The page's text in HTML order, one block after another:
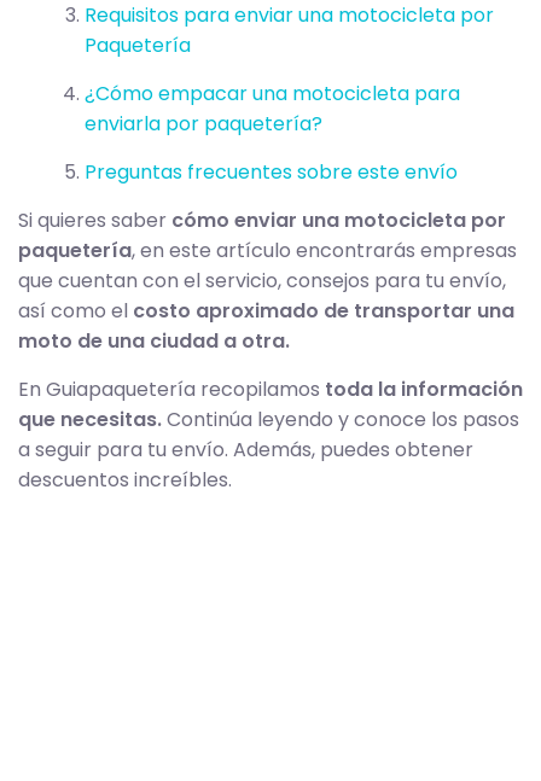
Requisitos para enviar una motocicleta por
Paquetería
¿Cómo empacar una motocicleta para
enviarla por paquetería?
Preguntas frecuentes sobre este envío
Si quieres saber cómo enviar una motocicleta por
paquetería, en este artículo encontrarás empresas
que cuentan con el servicio, consejos para tu envío,
así como el costo aproximado de transportar una
moto de una ciudad a otra.
En Guiapaquetería recopilamos toda la información
que necesitas.Continúa leyendo y conoce los pasos
a seguir para tu envío. Además, puedes obtener
descuentos increíbles.